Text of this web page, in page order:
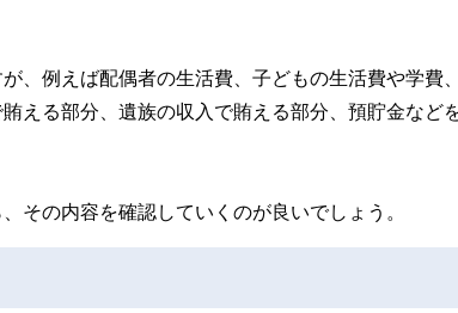
、例えば配偶者の生活費、子どもの生活費や学費
える部分、遺族の収入で賄える部分、預貯金など
その内容を確認していくのが良いでしょう。